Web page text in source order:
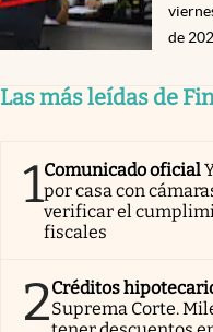
de
Las más leídas de
1Comunicado oficial
por casa con
verificar el
fiscales
2Créditos
Suprema Corte.